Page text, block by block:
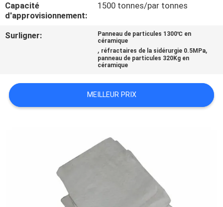
CONTRÔLE
DE
NOUS
AFFAIRES
Capacité
d'approvisionnement:
1500 tonnes/par tonnes
Surligner:
Panneau de particules 1300℃ en
céramique
, réfractaires de la sidérurgie 0.5MPa,
panneau de particules 320Kg en
céramique
MEILLEUR PRIX